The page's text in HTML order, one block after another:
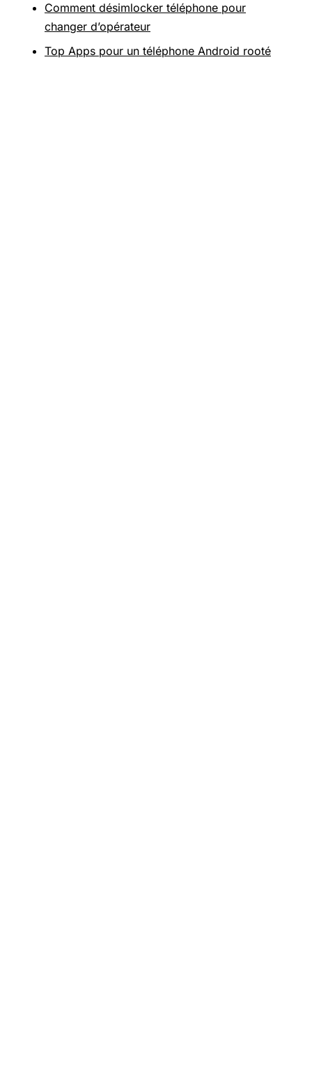
Comment désimlocker téléphone pour
changer d’opérateur
Top Apps pour un téléphone Android rooté